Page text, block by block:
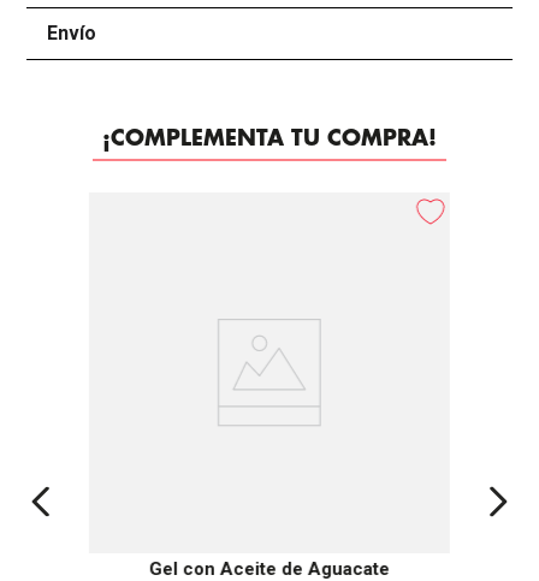
Envío
¡COMPLEMENTA TU COMPRA!
Gel con Aceite de Aguacate